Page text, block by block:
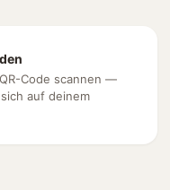
Code scannen —
auf deinem